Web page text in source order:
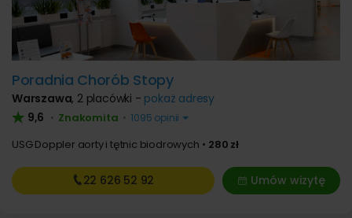
Poradnia Chorób Stopy
Warszawa, 2 placówki - pokaż adresy
9,6 • Znakomita • 1095 opinii
USG Doppler aorty i tętnic biodrowych 280 zł
Umów wizytę
22 626 52 92